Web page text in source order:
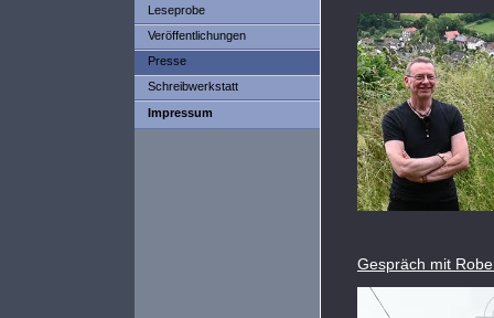
Leseprobe
Veröffentlichungen
Presse
Schreibwerkstatt
Impressum
Gespräch mit